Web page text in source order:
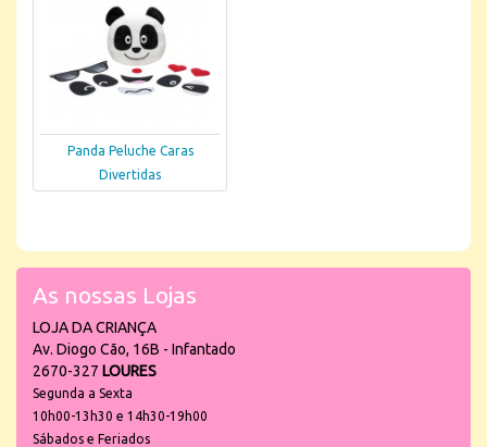
Panda Peluche Caras
Divertidas
As nossas Lojas
LOJA DA CRIANÇA
Av. Diogo Cão, 16B - Infantado
2670-327 LOURES
Segunda a Sexta
10h00-13h30 e 14h30-19h00
Sábados e Feriados